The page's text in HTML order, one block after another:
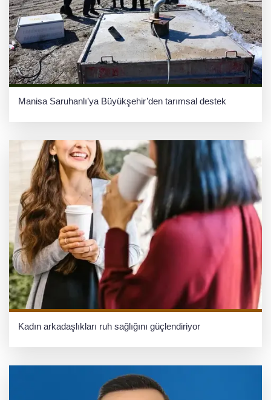
Manisa Saruhanlı’ya Büyükşehir’den tarımsal destek
Kadın arkadaşlıkları ruh sağlığını güçlendiriyor